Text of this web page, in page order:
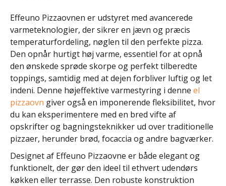
Effeuno Pizzaovnen er udstyret med avancerede
varmeteknologier, der sikrer en jævn og præcis
temperaturfordeling, nøglen til den perfekte pizza.
Den opnår hurtigt høj varme, essentiel for at opnå
den ønskede sprøde skorpe og perfekt tilberedte
toppings, samtidig med at dejen forbliver luftig og let
indeni. Denne højeffektive varmestyring i denne el
pizzaovn giver også en imponerende fleksibilitet, hvor
du kan eksperimentere med en bred vifte af
opskrifter og bagningsteknikker ud over traditionelle
pizzaer, herunder brød, focaccia og andre bagværker.
Designet af Effeuno Pizzaovne er både elegant og
funktionelt, der gør den ideel til ethvert udendørs
køkken eller terrasse. Den robuste konstruktion